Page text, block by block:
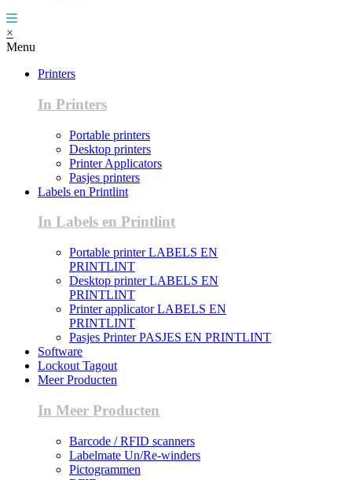
×
Menu
Printers
In Printers
Portable printers
Desktop printers
Printer Applicators
Pasjes printers
Labels en Printlint
In Labels en Printlint
Portable printer LABELS EN
PRINTLINT
Desktop printer LABELS EN
PRINTLINT
Printer applicator LABELS EN
PRINTLINT
Pasjes Printer PASJES EN PRINTLINT
Software
Lockout Tagout
Meer Producten
In Meer Producten
Barcode / RFID scanners
Labelmate Un/Re-winders
Pictogrammen